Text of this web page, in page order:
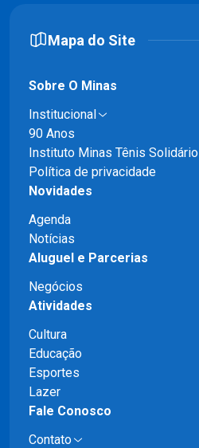
Mapa do Site
Sobre O Minas
Institucional
90 Anos
Instituto Minas Tênis Solidário
Política de privacidade
Novidades
Agenda
Notícias
Aluguel e Parcerias
Negócios
Atividades
Cultura
Educação
Esportes
Lazer
Fale Conosco
Contato